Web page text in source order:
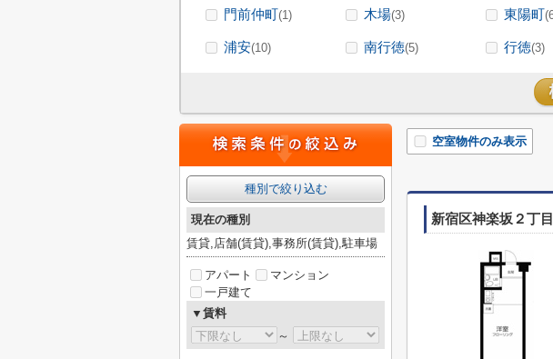
門前仲町(1) 木場(3) 東陽町
浦安(10) 南行徳(5) 行徳(3)
空室物件のみ表示
新宿区神楽坂２丁
種別で絞り込む
現在の種別
賃貸,店舗(賃貸),事務所(賃貸),駐車場
アパート
マンション
一戸建て
▼賃料
～